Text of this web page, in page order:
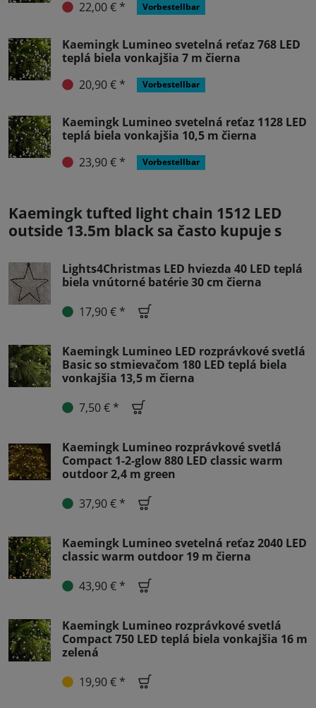
22,00 € * Vorbestellbar
Kaemingk Lumineo svetelná reťaz 768 LED
teplá biela vonkajšia 7 m čierna
20,90 € *
Vorbestellbar
Kaemingk Lumineo svetelná reťaz 1128 LED
teplá biela vonkajšia 10,5 m čierna
23,90 € *
Vorbestellbar
Kaemingk tufted light chain 1512 LED
outside 13.5m black sa často kupuje s
Lights4Christmas LED hviezda 40 LED teplá
biela vnútorné batérie 30 cm čierna
17,90 € *
Kaemingk Lumineo LED rozprávkové svetlá
Basic so stmievačom 180 LED teplá biela
vonkajšia 13,5 m čierna
7,50 € *
Kaemingk Lumineo rozprávkové svetlá
Compact 1-2-glow 880 LED classic warm
outdoor 2,4 m green
37,90 € *
Kaemingk Lumineo svetelná reťaz 2040 LED
classic warm outdoor 19 m čierna
43,90 € *
Kaemingk Lumineo rozprávkové svetlá
Compact 750 LED teplá biela vonkajšia 16 m
zelená
19,90 € *